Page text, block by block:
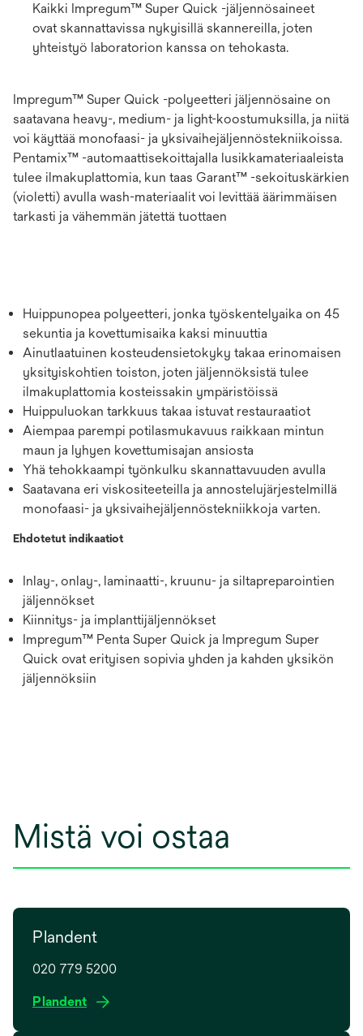
Kaikki Impregum™ Super Quick -jäljennösaineet
ovat skannattavissa nykyisillä skannereilla, joten
yhteistyö laboratorion kanssa on tehokasta.
Impregum™ Super Quick -polyeetteri jäljennösaine on
saatavana heavy-, medium- ja light-koostumuksilla, ja niitä
voi käyttää monofaasi- ja yksivaihejäljennöstekniikoissa.
Pentamix™ -automaattisekoittajalla lusikkamateriaaleista
tulee ilmakuplattomia, kun taas Garant™ -sekoituskärkien
(violetti) avulla wash-materiaalit voi levittää äärimmäisen
tarkasti ja vähemmän jätettä tuottaen
Huippunopea polyeetteri, jonka työskentelyaika on 45
sekuntia ja kovettumisaika kaksi minuuttia
Ainutlaatuinen kosteudensietokyky takaa erinomaisen
yksityiskohtien toiston, joten jäljennöksistä tulee
ilmakuplattomia kosteissakin ympäristöissä
Huippuluokan tarkkuus takaa istuvat restauraatiot
Aiempaa parempi potilasmukavuus raikkaan mintun
maun ja lyhyen kovettumisajan ansiosta
Yhä tehokkaampi työnkulku skannattavuuden avulla
Saatavana eri viskositeeteilla ja annostelujärjestelmillä
monofaasi- ja yksivaihejäljennöstekniikkoja varten.
Ehdotetut indikaatiot
Inlay-, onlay-, laminaatti-, kruunu- ja siltapreparointien
jäljennökset
Kiinnitys- ja implanttijäljennökset
Impregum™ Penta Super Quick ja Impregum Super
Quick ovat erityisen sopivia yhden ja kahden yksikön
jäljennöksiin
Mistä voi ostaa
Plandent
020 779 5200
Plandento